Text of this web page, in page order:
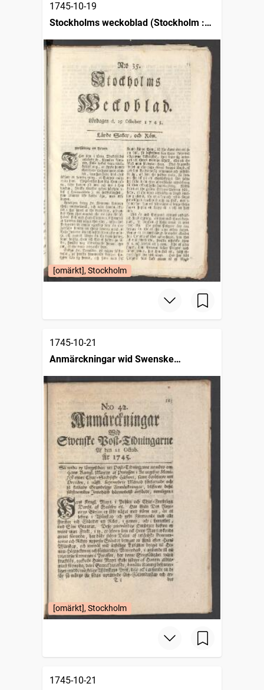
1745-10-19
Stockholms weckoblad (Stockholm :
1745)
[omärkt], Stockholm
1745-10-21
Anmärckningar wid Swenske
[omärkt], Stockholm
1745-10-21